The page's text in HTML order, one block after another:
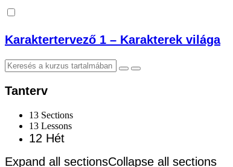
Karaktertervező 1 – Karakterek világa
Tanterv
13 Sections
13 Lessons
12 Hét
Expand all sectionsCollapse all sections